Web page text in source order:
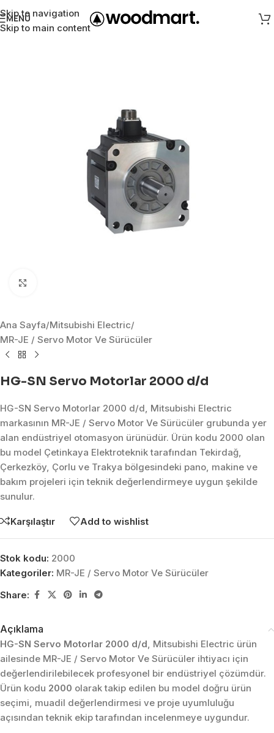
Skip to navigation
Skip to main content
MENÜ
Ana Sayfa/Mitsubishi Electric/
MR-JE / Servo Motor Ve Sürücüler
HG-SN Servo Motorlar 2000 d/d
HG-SN Servo Motorlar 2000 d/d, Mitsubishi Electric
markasının MR-JE / Servo Motor Ve Sürücüler grubunda yer
alan endüstriyel otomasyon ürünüdür. Ürün kodu 2000 olan
bu model Çetinkaya Elektroteknik tarafından Tekirdağ,
Çerkezköy, Çorlu ve Trakya bölgesindeki pano, makine ve
bakım projeleri için teknik değerlendirmeye uygun şekilde
sunulur.
Karşılaştır Add to wishlist
Stok kodu: 2000
Kategoriler: MR-JE / Servo Motor Ve Sürücüler
Share:
Açıklama
HG-SN Servo Motorlar 2000 d/d, Mitsubishi Electric ürün
ailesinde MR-JE / Servo Motor Ve Sürücüler ihtiyacı için
değerlendirilebilecek profesyonel bir endüstriyel çözümdür.
Ürün kodu 2000 olarak takip edilen bu model doğru ürün
seçimi, muadil değerlendirmesi ve proje uyumluluğu
açısından teknik ekip tarafından incelenmeye uygundur.